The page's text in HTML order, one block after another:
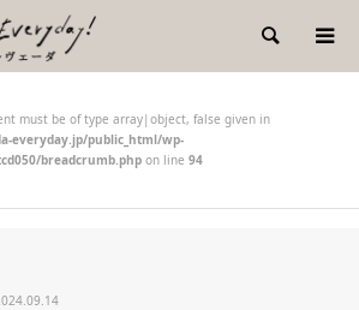
検索
must be of type array|object, false given in
everyday.jp/public_html/wp-
breadcrumb.php on line 94